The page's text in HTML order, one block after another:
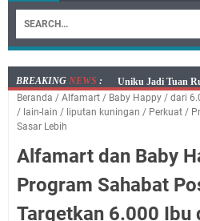
BREAKING NEWS :
Sudahkah Kita
Info Sembako di
2026 Ada Tiga
Kamis 6 Agustus
Beranda / Alfamart / Baby Happy / dari
/ lain-lain / liputan kuningan / Perkuat /
Sasar Lebih
Alfamart dan Baby
Program Sahabat
Targetkan 6.000 Ibu